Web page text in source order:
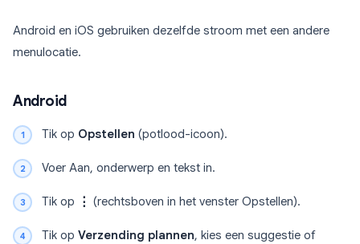
Android en iOS gebruiken dezelfde stroom met een andere
menulocatie.
Android
Tik op Opstellen (potlood-icoon).
Voer Aan, onderwerp en tekst in.
Tik op ⋮ (rechtsboven in het venster Opstellen).
Tik op Verzending plannen, kies een suggestie of